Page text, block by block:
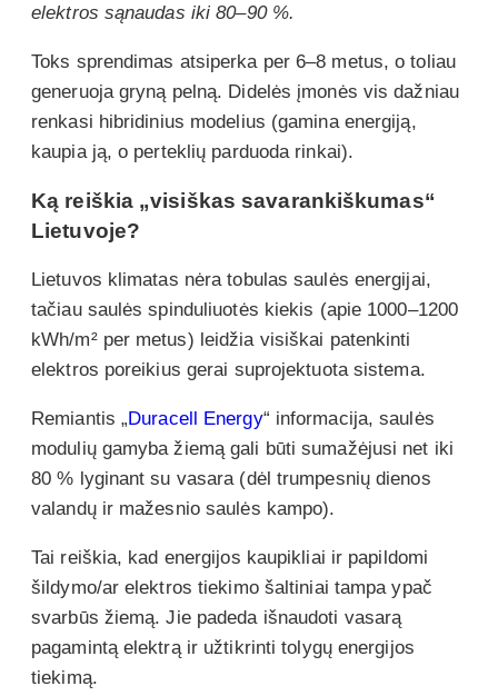
elektros sąnaudas iki 80–90 %.
Toks sprendimas atsiperka per 6–8 metus, o toliau
generuoja gryną pelną. Didelės įmonės vis dažniau
renkasi hibridinius modelius (gamina energiją,
kaupia ją, o perteklių parduoda rinkai).
Ką reiškia „visiškas savarankiškumas“
Lietuvoje?
Lietuvos klimatas nėra tobulas saulės energijai,
tačiau saulės spinduliuotės kiekis (apie 1000–1200
kWh/m² per metus) leidžia visiškai patenkinti
elektros poreikius gerai suprojektuota sistema.
Remiantis „Duracell Energy“ informacija, saulės
modulių gamyba žiemą gali būti sumažėjusi net iki
80 % lyginant su vasara (dėl trumpesnių dienos
valandų ir mažesnio saulės kampo).
Tai reiškia, kad energijos kaupikliai ir papildomi
šildymo/ar elektros tiekimo šaltiniai tampa ypač
svarbūs žiemą. Jie padeda išnaudoti vasarą
pagamintą elektrą ir užtikrinti tolygų energijos
tiekimą.